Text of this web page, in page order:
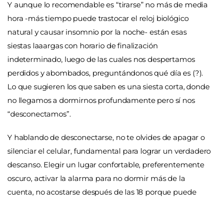
Y aunque lo recomendable es “tirarse” no más de media
hora -más tiempo puede trastocar el reloj biológico
natural y causar insomnio por la noche- están esas
siestas laaargas con horario de finalización
indeterminado, luego de las cuales nos despertamos
perdidos y abombados, preguntándonos qué día es (?).
Lo que sugieren los que saben es una siesta corta, donde
no llegamos a dormirnos profundamente pero sí nos
“desconectamos”.
Y hablando de desconectarse, no te olvides de apagar o
silenciar el celular, fundamental para lograr un verdadero
descanso. Elegir un lugar confortable, preferentemente
oscuro, activar la alarma para no dormir más de la
cuenta, no acostarse después de las 18 porque puede